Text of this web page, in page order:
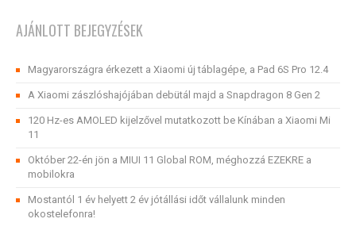
AJÁNLOTT BEJEGYZÉSEK
Magyarországra érkezett a Xiaomi új táblagépe, a Pad 6S Pro 12.4
A Xiaomi zászlóshajójában debütál majd a Snapdragon 8 Gen 2
120 Hz-es AMOLED kijelzővel mutatkozott be Kínában a Xiaomi Mi
11
Október 22-én jön a MIUI 11 Global ROM, méghozzá EZEKRE a
mobilokra
Mostantól 1 év helyett 2 év jótállási időt vállalunk minden
okostelefonra!